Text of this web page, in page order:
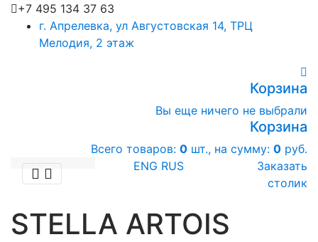
+7 495 134 37 63
г. Апрелевка, ул Августовская 14, ТРЦ
Мелодия, 2 этаж
Корзина
Вы еще ничего не выбрали
Корзина
Всего товаров: 0 шт., на сумму: 0 руб.
ENG RUS
Заказать
столик
STELLA ARTOIS